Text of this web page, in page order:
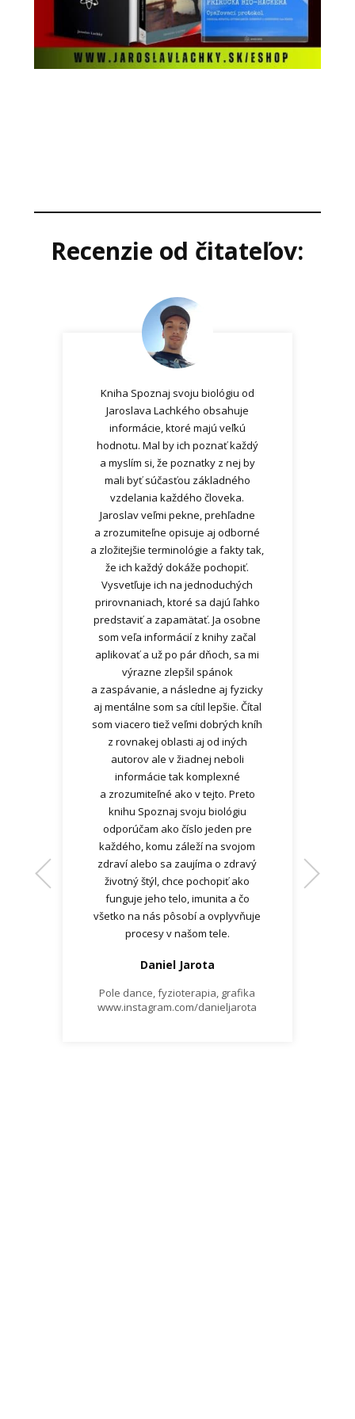
Recenzie od čitateľov:
Kniha Spoznaj svoju biológiu od
Jaroslava Lachkého obsahuje
informácie, ktoré majú veľkú
hodnotu. Mal by ich poznať každý
a myslím si, že poznatky z nej by
mali byť súčasťou základného
vzdelania každého človeka.
Jaroslav veľmi pekne, prehľadne
a zrozumiteľne opisuje aj odborné
a zložitejšie terminológie a fakty tak,
že ich každý dokáže pochopiť.
Vysvetľuje ich na jednoduchých
prirovnaniach, ktoré sa dajú ľahko
predstaviť a zapamätať. Ja osobne
som veľa informácií z knihy začal
aplikovať a už po pár dňoch, sa mi
výrazne zlepšil spánok
a zaspávanie, a následne aj fyzicky
aj mentálne som sa cítil lepšie. Čítal
som viacero tiež veľmi dobrých kníh
z rovnakej oblasti aj od iných
autorov ale v žiadnej neboli
informácie tak komplexné
a zrozumiteľné ako v tejto. Preto
knihu Spoznaj svoju biológiu
odporúčam ako číslo jeden pre
každého, komu záleží na svojom
zdraví alebo sa zaujíma o zdravý
životný štýl, chce pochopiť ako
funguje jeho telo, imunita a čo
všetko na nás pôsobí a ovplyvňuje
procesy v našom tele.
Daniel Jarota
Pole dance, fyzioterapia, grafika
www.instagram.com/danieljarota
Jakub Melicher
Martin Čermák
35 r., podnikateľ
Pavol Gara
50 r., vedúci skladu
Lucia
Ria
Tomáš B.
Marek S.
Údržbár
Ivana, 28 r.
Michal
40 rokov
Kaja, 29 rokov
Učiteľka poľnohospodárov
Andrej Cícer
24 rokov, Tréner Kvantovej
Biomechaniky